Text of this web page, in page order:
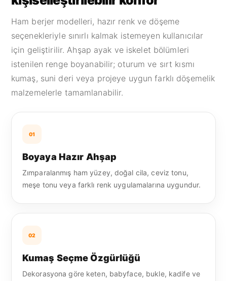
Ham berjer modelleri, hazır renk ve döşeme
seçenekleriyle sınırlı kalmak istemeyen kullanıcılar
için geliştirilir. Ahşap ayak ve iskelet bölümleri
istenilen renge boyanabilir; oturum ve sırt kısmı
kumaş, suni deri veya projeye uygun farklı döşemelik
malzemelerle tamamlanabilir.
01
Boyaya Hazır Ahşap
Zımparalanmış ham yüzey, doğal cila, ceviz tonu,
meşe tonu veya farklı renk uygulamalarına uygundur.
02
Kumaş Seçme Özgürlüğü
Dekorasyona göre keten, babyface, bukle, kadife ve